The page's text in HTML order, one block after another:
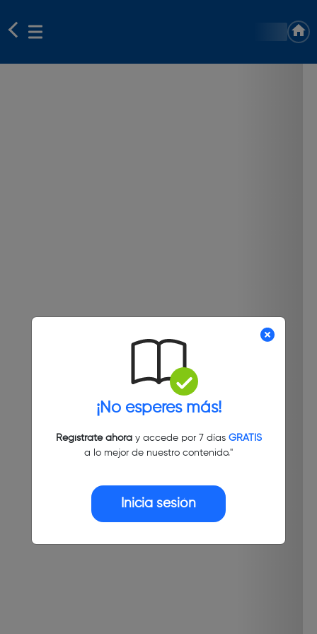
¡No esperes más!
Regístrate ahoray accede por 7 días GRATIS
a lo mejor de nuestro contenido."
Inicia sesión